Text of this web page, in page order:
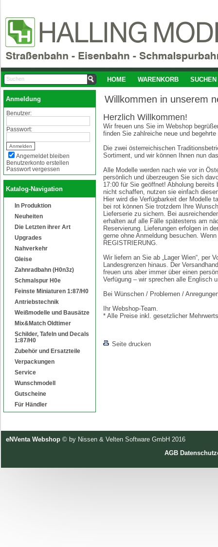
HOME WARENKORB SUCHEN
Anmeldung
Benutzer:
Passwort:
Angemeldet bleiben
Benutzerkonto erstellen
Passwort vergessen
Katalog-Navigation
In Produktion
Neuheiten
Die Letzten ihrer Art
Upgrades
Nahverkehr
Gleise
Zahnradbahn (H0n3z)
Schmalspur H0e
Feinste Miniaturen 1:87/H0
Antriebstechnik
Weißmodelle und Bausätze
Mix&Match Oldtimer
Schilder, Tafeln und Decals
1:87/H0
Zubehör und Ersatzteile
Verpackungen
Service
Wunschmodell
Gutscheine
Für Händler
Willkommen in unserem
Herzlich Willkommen!
Wir freuen uns Sie im Webshop
finden Sie zahlreiche neue und
Die zwei österreichischen
Sortiment, und wir können Ihnen nun
Alle Modelle werden nach wie vor in
persönlich und überzeugen Sie sich
17:00 für Sie geöffnet! Abholung
nicht schaffen, nutzen sie einfach
Hier wird die Verfügbarkeit der Modelle
bei rot können Sie trotzdem Ihre
Lieferserie zu sichern. Bei
erhalten auf alle Fälle spätestens am
Reservierung. Lieferungen erfolgen in
gerne ohne Anmeldung besuchen.
REGISTRIERUNG.
Wir liefern an Sie ab „Lager Wien“, per
Landesgrenzen hinaus. Der
freuen uns aber immer über einen
Verfügung – wir sprechen alle Englisch
Bei Wünschen / Problemen /
Ihr Webshop-Team.
* Alle Preise inkl. gesetzlicher
Seite drucken
eNVenta Webshop © by Nissen & Velten Software GmbH 2016
AGB